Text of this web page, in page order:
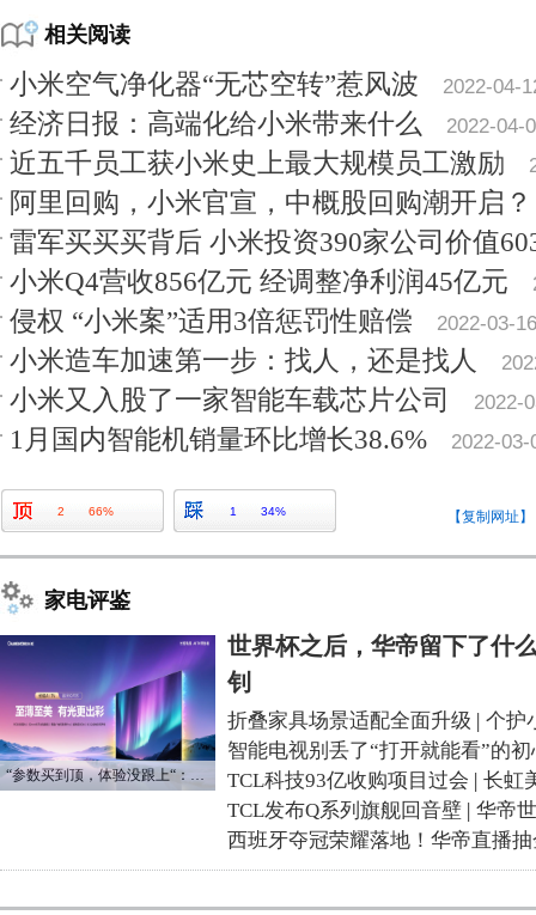
相关阅读
小米空气净化器“无芯空转”惹风波 2022-04-
经济日报：高端化给小米带来什么 2022-04-
近五千员工获小米史上最大规模员工激励
阿里回购，小米官宣，中概股回购潮开启？
雷军买买买背后 小米投资390家公司价值
小米Q4营收856亿元 经调整净利润45亿元
侵权 “小米案”适用3倍惩罚性赔偿 2022-03-16
小米造车加速第一步：找人，还是找人
小米又入股了一家智能车载芯片公司 2022-
1月国内智能机销量环比增长38.6% 2022-03-
2 66% 1 34% 【复制网址】
家电评鉴
“参数买到顶，体验没跟上“：长虹追光Q70S给高端电视打了个样
世界杯之后，华帝留下了什
钊
折叠家具场景适配全面升级 | 个护
智能电视别丢了“打开就能看”的初
TCL科技93亿收购项目过会 | 长虹
TCL发布Q系列旗舰回音壁 | 华帝
西班牙夺冠荣耀落地！华帝直播